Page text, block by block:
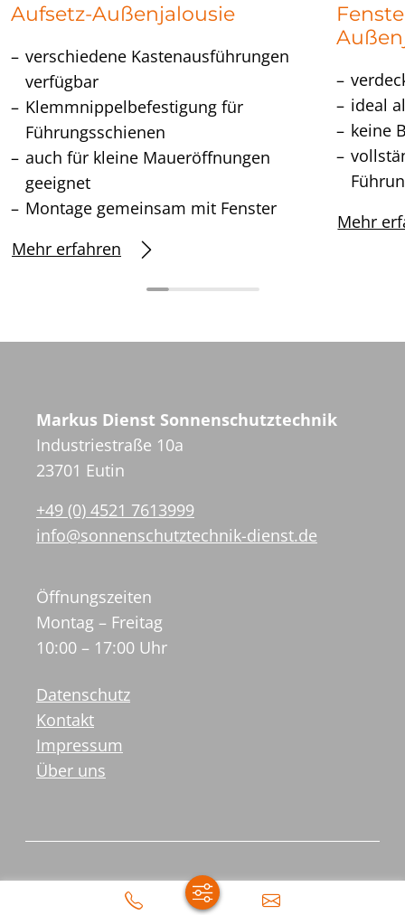
Aufsetz-Außenjalousie
verschiedene Kastenausführungen
verfügbar
Klemmnippelbefestigung für
Führungsschienen
auch für kleine Maueröffnungen
geeignet
Montage gemeinsam mit Fenster
Mehr erfahren
ideal
keine
Mehr
Markus Dienst Sonnenschutztechnik
Industriestraße 10a
23701 Eutin
+49 (0) 4521 7613999
info@sonnenschutztechnik-dienst.de
Öffnungszeiten
Montag – Freitag
10:00 – 17:00 Uhr
Datenschutz
Kontakt
Impressum
Über uns